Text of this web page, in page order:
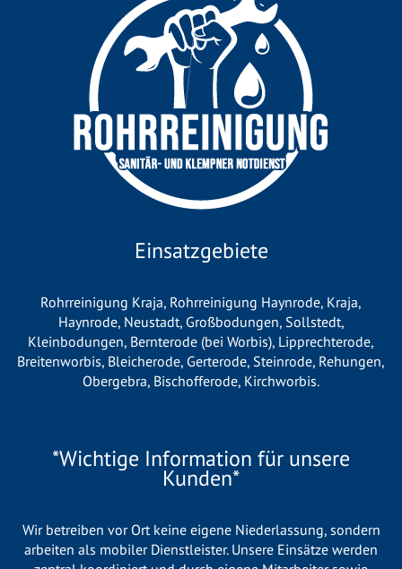
Einsatzgebiete
Rohrreinigung Kraja, Rohrreinigung Haynrode, Kraja,
Haynrode, Neustadt, Großbodungen, Sollstedt,
Kleinbodungen, Bernterode (bei Worbis), Lipprechterode,
Breitenworbis, Bleicherode, Gerterode, Steinrode, Rehungen,
Obergebra, Bischofferode, Kirchworbis.
*Wichtige Information für unsere
Kunden*
Wir betreiben vor Ort keine eigene Niederlassung, sondern
arbeiten als mobiler Dienstleister. Unsere Einsätze werden